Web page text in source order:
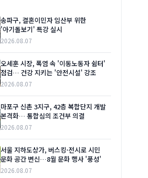
송파구, 결혼이민자 임산부 위한
'아기돌보기' 특강 실시
2026.08.07
오세훈 시장, 폭염 속 '이동노동자 쉼터'
점검… 건강 지키는 '안전시설' 강조
2026.08.07
마포구 신촌 3지구, 42층 복합단지 개발
본격화… 통합심의 조건부 의결
2026.08.07
서울 지하도상가, 버스킹·전시로 시민
문화 공간 변신…8월 문화 행사 '풍성'
2026.08.07